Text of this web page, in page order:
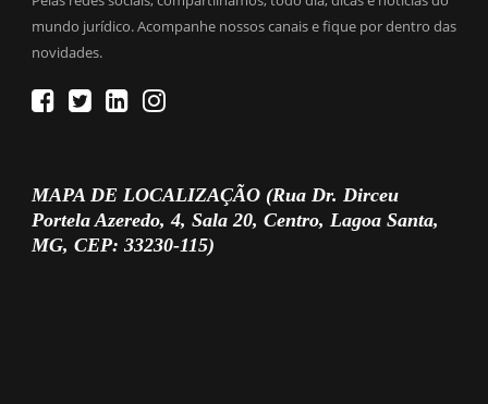
mundo jurídico. Acompanhe nossos canais e fique por dentro das
novidades.
MAPA DE LOCALIZAÇÃO (Rua Dr. Dirceu
Portela Azeredo, 4, Sala 20, Centro, Lagoa Santa,
MG, CEP: 33230-115)